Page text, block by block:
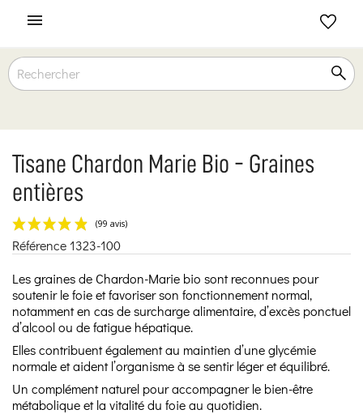

Tisane Chardon Marie Bio - Graines
entières
Référence1323-100
Les graines de Chardon-Marie bio sont reconnues pour
soutenir le foie et favoriser son fonctionnement normal,
notamment en cas de surcharge alimentaire, d’excès ponctuel
d’alcool ou de fatigue hépatique.
Elles contribuent également au maintien d’une glycémie
normale et aident l’organisme à se sentir léger et équilibré.
Un complément naturel pour accompagner le bien-être
métabolique et la vitalité du foie au quotidien.